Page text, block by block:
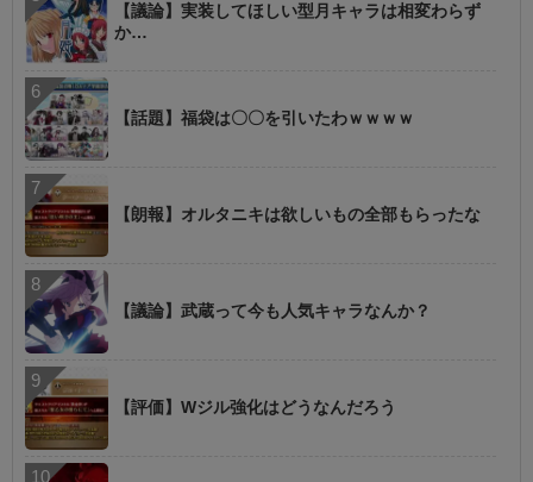
【議論】実装してほしい型月キャラは相変わらず
か…
【話題】福袋は〇〇を引いたわｗｗｗｗ
【朗報】オルタニキは欲しいもの全部もらったな
【議論】武蔵って今も人気キャラなんか？
【評価】Wジル強化はどうなんだろう